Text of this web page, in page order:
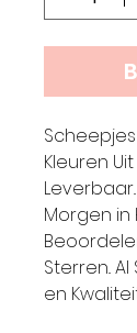
Scheepjes
Kleuren
Morgen in
Sterren..
en